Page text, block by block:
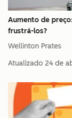
Aumento de
frustrá-los?
Wellinton Prates
Atualizado 24 de